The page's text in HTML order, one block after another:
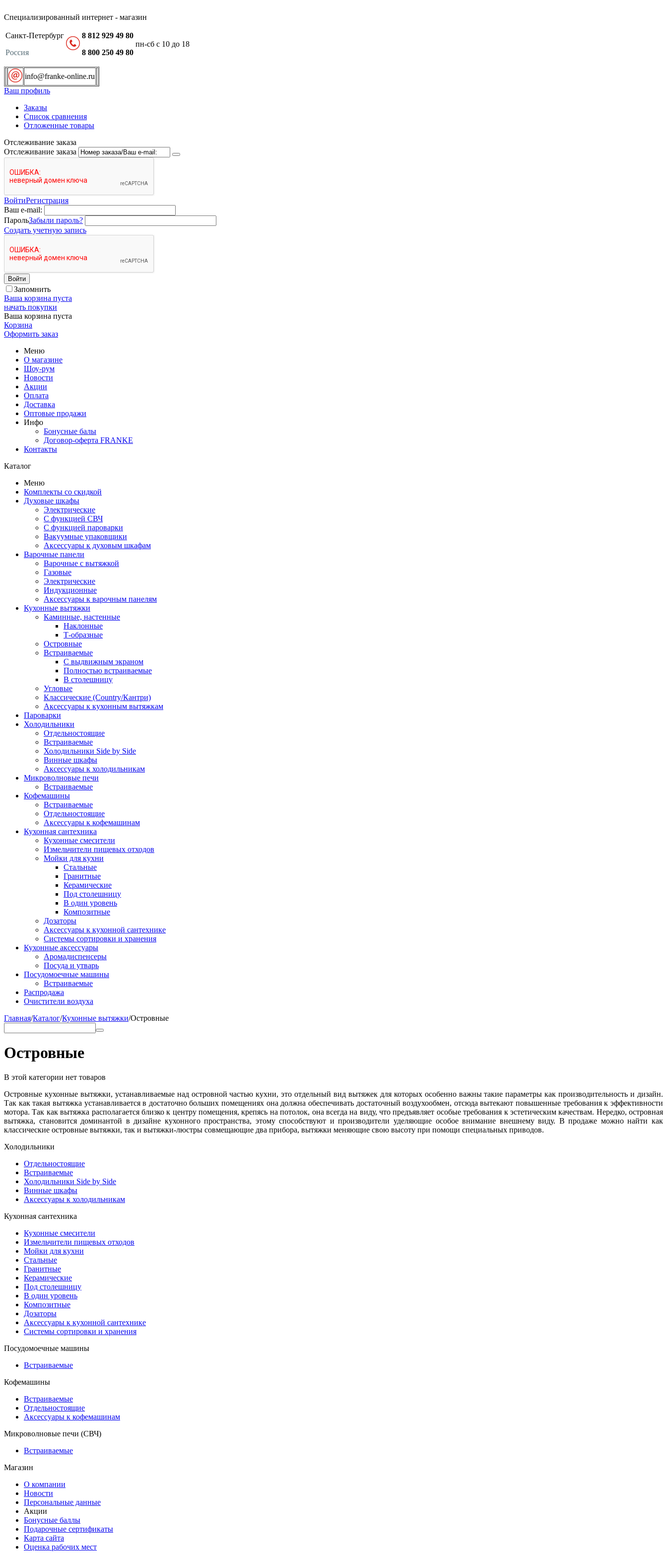
Специализированный интернет - магазин
Санкт-Петербург
Россия
8 812 929 49 80
8 800 250 49 80
пн-сб с 10 до 18
info@franke-online.ru
Ваш профиль
Заказы
Список сравнения
Отложенные товары
Отслеживание заказа
Отслеживание заказа
ВойтиРегистрация
Ваш e-mail:
ПарольЗабыли пароль?
Создать учетную запись
Войти
Запомнить
Ваша корзина пуста
начать покупки
Ваша корзина пуста
Корзина
Оформить заказ
Меню
О магазине
Шоу-рум
Новости
Акции
Оплата
Доставка
Оптовые продажи
Инфо
Бонусные балы
Договор-оферта FRANKE
Контакты
Каталог
Меню
Комплекты со скидкой
Духовые шкафы
Электрические
С функцией СВЧ
С функцией пароварки
Вакуумные упаковщики
Аксессуары к духовым шкафам
Варочные панели
Варочные с вытяжкой
Газовые
Электрические
Индукционные
Аксессуары к варочным панелям
Кухонные вытяжки
Каминные, настенные
Наклонные
Т-образные
Островные
Встраиваемые
С выдвижным экраном
Полностью встраиваемые
В столешницу
Угловые
Классические (Country/Кантри)
Аксессуары к кухонным вытяжкам
Пароварки
Холодильники
Отдельностоящие
Встраиваемые
Холодильники Side by Side
Винные шкафы
Аксессуары к холодильникам
Микроволновые печи
Встраиваемые
Кофемашины
Встраиваемые
Отдельностоящие
Аксессуары к кофемашинам
Кухонная сантехника
Кухонные смесители
Измельчители пищевых отходов
Мойки для кухни
Стальные
Гранитные
Керамические
Под столешницу
В один уровень
Композитные
Дозаторы
Аксессуары к кухонной сантехнике
Системы сортировки и хранения
Кухонные аксессуары
Аромадиспенсеры
Посуда и утварь
Посудомоечные машины
Встраиваемые
Распродажа
Очистители воздуха
Главная/Каталог/Кухонные вытяжки/Островные
Островные
В этой категории нет товаров
Островные кухонные вытяжки, устанавливаемые над островной частью кухни, это отдельный вид вытяжек для которых особенно важны такие параметры как производительность и дизайн.
Так как такая вытяжка устанавливается в достаточно больших помещениях она должна обеспечивать достаточный воздухообмен, отсюда вытекают повышенные требования к эффективности
мотора. Так как вытяжка располагается близко к центру помещения, крепясь на потолок, она всегда на виду, что предъявляет особые требования к эстетическим качествам. Нередко, островная
вытяжка, становится доминантой в дизайне кухонного пространства, этому способствуют и производители уделяющие особое внимание внешнему виду. В продаже можно найти как
классические островные вытяжки, так и вытяжки-люстры совмещающие два прибора, вытяжки меняющие свою высоту при помощи специальных приводов.
Холодильники
Отдельностоящие
Встраиваемые
Холодильники Side by Side
Винные шкафы
Аксессуары к холодильникам
Кухонная сантехника
Кухонные смесители
Измельчители пищевых отходов
Мойки для кухни
Стальные
Гранитные
Керамические
Под столешницу
В один уровень
Композитные
Дозаторы
Аксессуары к кухонной сантехнике
Системы сортировки и хранения
Посудомоечные машины
Встраиваемые
Кофемашины
Встраиваемые
Отдельностоящие
Аксессуары к кофемашинам
Микроволновые печи (СВЧ)
Встраиваемые
Магазин
О компании
Новости
Персональные данные
Акции
Бонусные баллы
Подарочные сертификаты
Карта сайта
Оценка рабочих мест